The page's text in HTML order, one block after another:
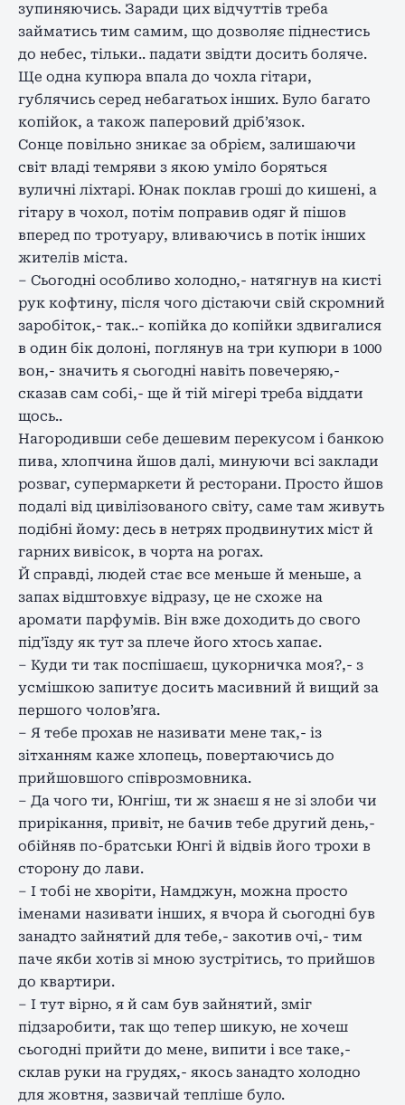
зупиняючись. Заради цих відчуттів треба
займатись тим самим, що дозволяє піднестись
до небес, тільки.. падати звідти досить боляче.
Ще одна купюра впала до чохла гітари,
гублячись серед небагатьох інших. Було багато
копійок, а також паперовий дріб’язок.
Сонце повільно зникає за обрієм, залишаючи
світ владі темряви з якою уміло боряться
вуличні ліхтарі. Юнак поклав гроші до кишені, а
гітару в чохол, потім поправив одяг й пішов
вперед по тротуару, вливаючись в потік інших
жителів міста.
– Сьогодні особливо холодно,- натягнув на кисті
рук кофтину, після чого дістаючи свій скромний
заробіток,- так..- копійка до копійки здвигалися
в один бік долоні, поглянув на три купюри в 1000
вон,- значить я сьогодні навіть повечеряю,-
сказав сам собі,- ще й тій мігері треба віддати
щось..
Нагородивши себе дешевим перекусом і банкою
пива, хлопчина йшов далі, минуючи всі заклади
розваг, супермаркети й ресторани. Просто йшов
подалі від цивілізованого світу, саме там живуть
подібні йому: десь в нетрях продвинутих міст й
гарних вивісок, в чорта на рогах.
Й справді, людей стає все меньше й меньше, а
запах відштовхує відразу, це не схоже на
аромати парфумів. Він вже доходить до свого
під’їзду як тут за плече його хтось хапає.
– Куди ти так поспішаєш, цукорничка моя?,- з
усмішкою запитує досить масивний й вищий за
першого чолов’яга.
– Я тебе прохав не називати мене так,- із
зітханням каже хлопець, повертаючись до
прийшовшого співрозмовника.
– Да чого ти, Юнгіш, ти ж знаєш я не зі злоби чи
прирікання, привіт, не бачив тебе другий день,-
обійняв по-братськи Юнгі й відвів його трохи в
сторону до лави.
– І тобі не хворіти, Намджун, можна просто
іменами називати інших, я вчора й сьогодні був
занадто зайнятий для тебе,- закотив очі,- тим
паче якби хотів зі мною зустрітись, то прийшов
до квартири.
– І тут вірно, я й сам був зайнятий, зміг
підзаробити, так що тепер шикую, не хочеш
сьогодні прийти до мене, випити і все таке,-
склав руки на грудях,- якось занадто холодно
для жовтня, зазвичай тепліше було.